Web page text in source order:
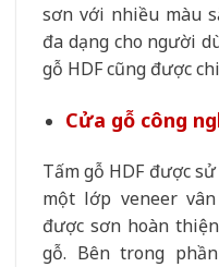
sơn với nhiều màu
đa dạng cho người
gỗ HDF cũng được
Cửa gỗ công
Tấm gỗ HDF được
một lớp veneer
được sơn hoàn
gỗ. Bên trong